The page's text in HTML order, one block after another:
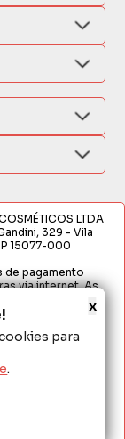
para
.
x
LTDA
329 - Vila
15077-000
de pagamento
via internet. As
autorização.
válido é o do
pagamento
válidas até o
sujeitas à